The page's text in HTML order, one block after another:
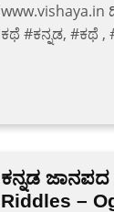
ಕಥೆ #ಕನ್ನಡ, #ಕಥೆ
ಕನ್ನಡ
Riddles –